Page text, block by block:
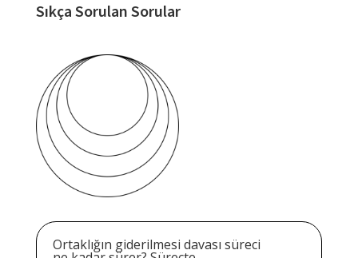
Sıkça Sorulan Sorular
Ortaklığın giderilmesi davası süreci